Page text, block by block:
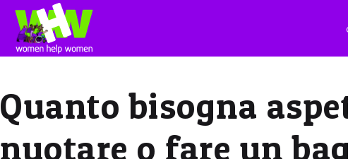
Quanto bisogna
nuotare o fare un